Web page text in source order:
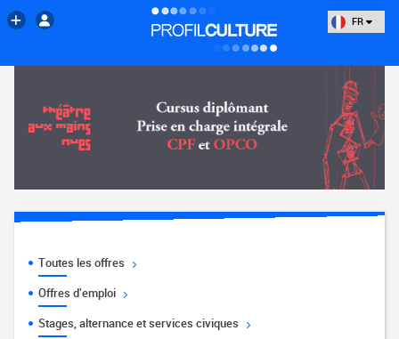
FR
Toutes les offres
Offres d'emploi
Stages, alternance et services civiques